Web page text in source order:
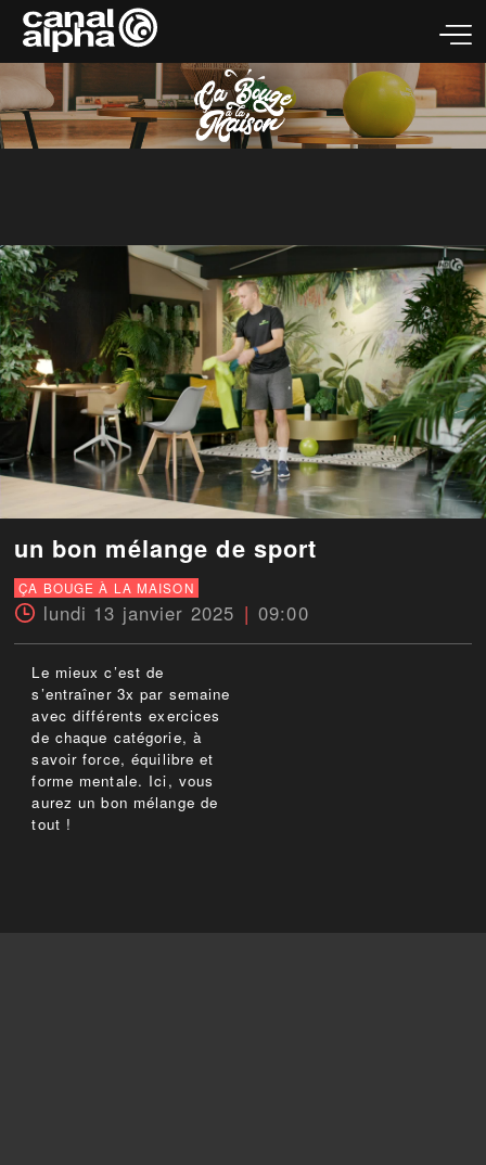
un bon mélange de sport
ÇA BOUGE À LA MAISON
lundi 13 janvier 2025 09:00
Le mieux c’est de
s’entraîner 3x par semaine
avec différents exercices
de chaque catégorie, à
savoir force, équilibre et
forme mentale. Ici, vous
aurez un bon mélange de
tout !